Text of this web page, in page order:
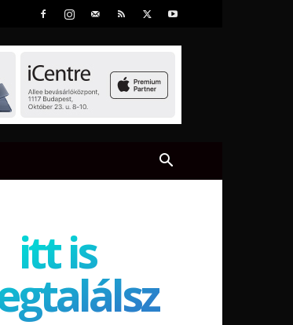
itt is